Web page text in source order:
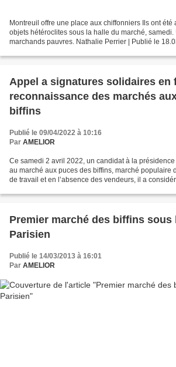
Montreuil offre une place aux chiffonniers Ils ont
objets hétéroclites sous la halle du marché,
marchands pauvres. Nathalie Perrier | Publié le
Appel a signatures solidaires en
reconnaissance des marchés
biffins
Publié le 09/04/2022 à 10:16
Par AMELIOR
Ce samedi 2 avril 2022, un candidat à la
au marché aux puces des biffins, marché populaire
de travail et en l’absence des vendeurs, il a
Premier marché des biffins sous
Parisien
Publié le 14/03/2013 à 16:01
Par AMELIOR